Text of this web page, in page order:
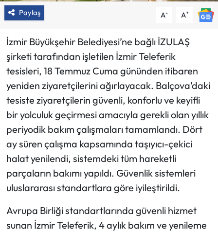
Paylaş A- A+
İzmir Büyükşehir Belediyesi’ne bağlı İZULAŞ
şirketi tarafından işletilen İzmir Teleferik
tesisleri, 18 Temmuz Cuma gününden itibaren
yeniden ziyaretçilerini ağırlayacak. Balçova’daki
tesiste ziyaretçilerin güvenli, konforlu ve keyifli
bir yolculuk geçirmesi amacıyla gerekli olan yıllık
periyodik bakım çalışmaları tamamlandı. Dört
ay süren çalışma kapsamında taşıyıcı-çekici
halat yenilendi, sistemdeki tüm hareketli
parçaların bakımı yapıldı. Güvenlik sistemleri
uluslararası standartlara göre iyileştirildi.
Avrupa Birliği standartlarında güvenli hizmet
sunan İzmir Teleferik, 4 aylık bakım ve yenileme